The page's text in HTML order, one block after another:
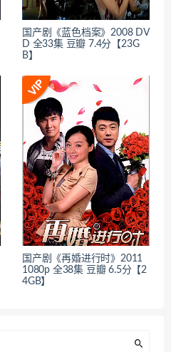
国产剧《蓝色档案》2008 DV
D 全33集 豆瓣 7.4分【23G
B】
国产剧《再婚进行时》2011
1080p 全38集 豆瓣 6.5分【2
4GB】